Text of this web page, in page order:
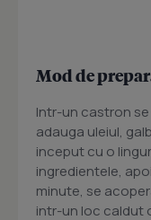
Mod de
Intr-un castron
adauga uleiul,
inceput cu o
ingredientele,
minute, se
intr-un loc caldut